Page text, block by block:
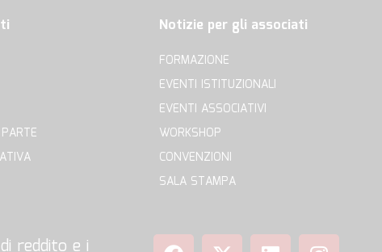
Notizie per gli associati
FORMAZIONE
EVENTI ISTITUZIONALI
EVENTI ASSOCIATIVI
WORKSHOP
CONVENZIONI
SALA STAMPA
reddito e i